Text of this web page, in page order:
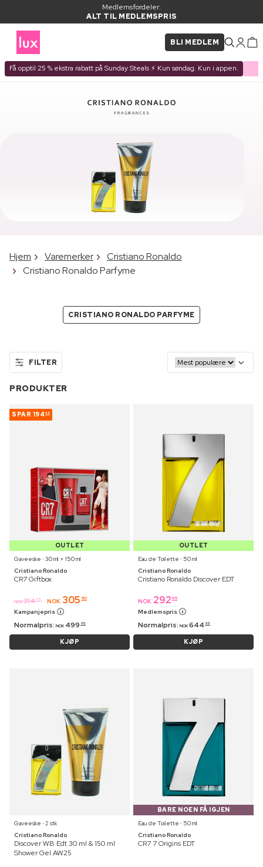
Medlemsfordeler:
ALT TIL MEDLEMSPRIS
BLI MEDLEM
Få opptil 25 % ekstra rabatt på Sunday Steals ⚡ Kun søndag. Kun i appen.
Hjem Varemerker
Cristiano Ronaldo
Cristiano Ronaldo Parfyme
CRISTIANO RONALDO PARFYME
FILTER
PRODUKTER
SPAR 194 45
OUTLET
Gaveeske ⋅ 30 ml + 150 ml
Cristiano Ronaldo
CR7 Giftbox
NOK 314 95 NOK 305 50
Kampanjepris
Normalpris: NOK 499 95
KJØP
OUTLET
Eau de Toilette ⋅ 50 ml
Cristiano Ronaldo
Cristiano Ronaldo Discover EDT
NOK 292 95
Medlemspris
Normalpris: NOK 644 95
KJØP
Gaveeske ⋅ 2 stk
Cristiano Ronaldo
Discover WB Edt 30 ml & 150 ml
Shower Gel AW25
BARE NOEN FÅ IGJEN
Eau de Toilette ⋅ 50 ml
Cristiano Ronaldo
CR7 7 Origins EDT